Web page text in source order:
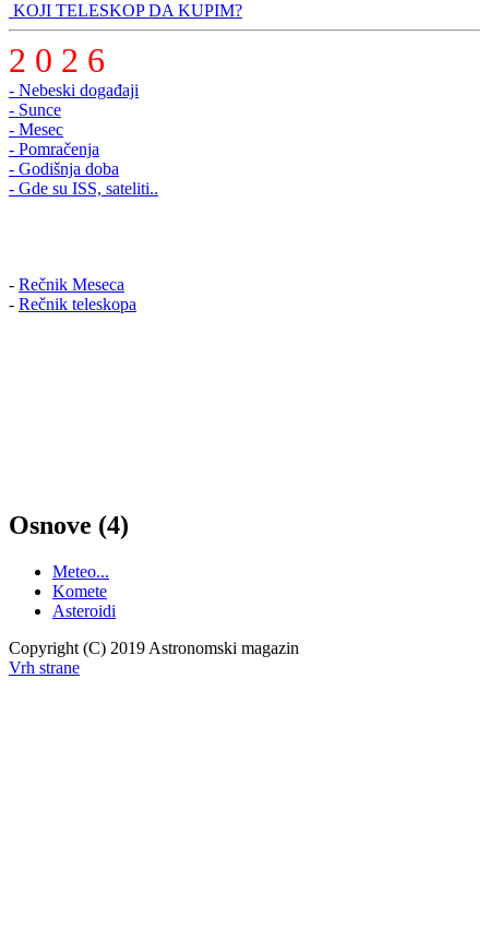
KOJI TELESKOP DA KUPIM?
2 0 2 6
- Nebeski događaji
- Sunce
- Mesec
- Pomračenja
- Godišnja doba
- Gde su ISS, sateliti..
- Rečnik Meseca
- Rečnik teleskopa
Osnove (4)
Meteo...
Komete
Asteroidi
Copyright (C) 2019 Astronomski magazin
Vrh strane